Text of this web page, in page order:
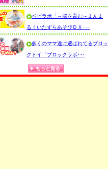
ベビラボ「～脳を育む～まんま
る！いたずらあそびＤＸ･･･
多くのママ達に選ばれてるブロッ
クトイ「ブロックラボ･･･